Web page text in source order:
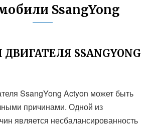
SsangYong
SSANGYONG
SsangYong Actyon может быть
причинами. Одной из
является несбалансированность